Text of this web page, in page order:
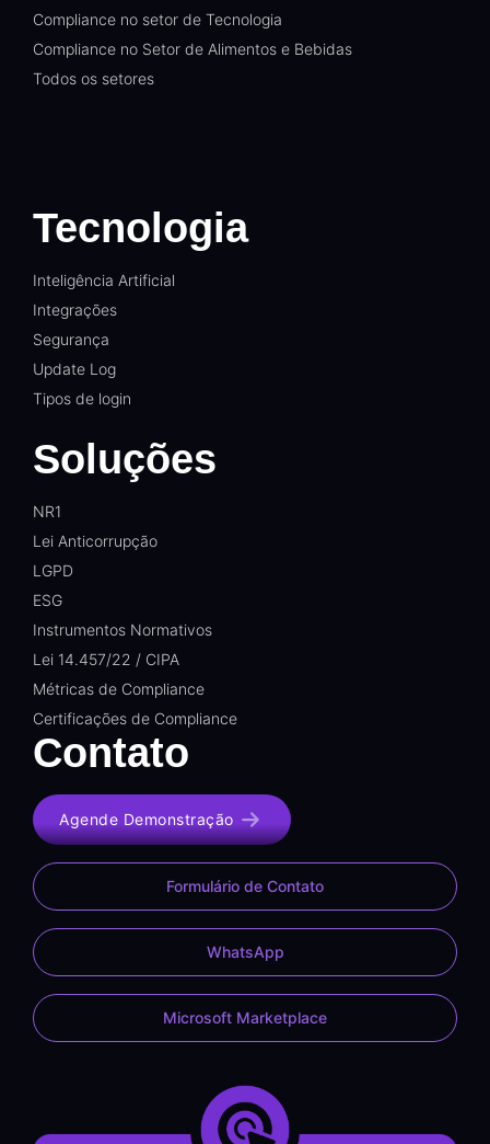
Compliance no setor de Tecnologia
Compliance no Setor de Alimentos e Bebidas
Todos os setores
Tecnologia
Inteligência Artificial
Integrações
Segurança
Update Log
Tipos de login
Soluções
NR1
Lei Anticorrupção
LGPD
ESG
Instrumentos Normativos
Lei 14.457/22 / CIPA
Métricas de Compliance
Certificações de Compliance
Contato
Agende Demonstração
Formulário de Contato
WhatsApp
Microsoft Marketplace